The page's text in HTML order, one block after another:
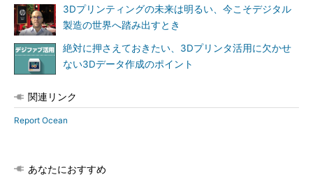
3Dプリンティングの未来は明るい、今こそデジタル
製造の世界へ踏み出すとき
絶対に押さえておきたい、3Dプリンタ活用に欠かせ
ない3Dデータ作成のポイント
関連リンク
Report Ocean
あなたにおすすめ